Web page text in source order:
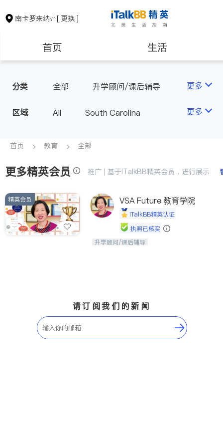
南卡罗来纳州[ 更换 ]
首页 生活
房地产租售 建筑装修
教育
非盈利组织
分类 全部 升学顾问/课后辅导 更多
区域 All South Carolina 更多
首页 教育 全部
更多精英会员 推广 | 基于iTalkBB精英会员，进行展示
精英会员 VSA Future 教育学院
iTalkBB精英认证
执照已核实
孩子美好的未来始于早期能力的培养，
升学顾问/课后辅导
请订阅我们的新闻